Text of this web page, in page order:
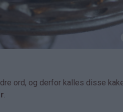
ord, og derfor kalles disse
.